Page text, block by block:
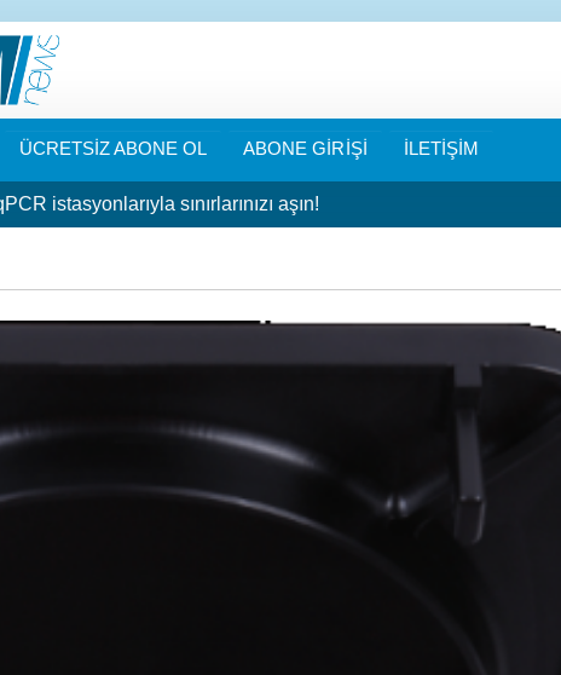
ÜCRETSİZ ABONE OL ABONE GİRİŞİ İLETİŞİM
istasyonlarıyla sınırlarınızı aşın!